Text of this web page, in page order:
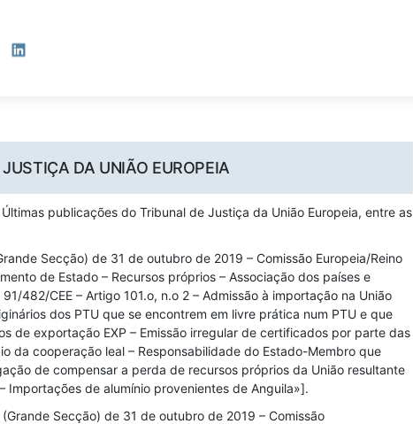
LinkedIn
DA UNIÃO EUROPEIA
publicações do Tribunal de Justiça da União Europeia, entre as
Secção) de 31 de outubro de 2019 – Comissão Europeia/Reino
de Estado – Recursos próprios – Associação dos países e
482/CEE – Artigo 101.o, n.o 2 – Admissão à importação na União
dos PTU que se encontrem em livre prática num PTU e que
de exportação EXP – Emissão irregular de certificados por parte das
da cooperação leal – Responsabilidade do Estado-Membro que
de compensar a perda de recursos próprios da União resultante
de alumínio provenientes de Anguila»].
Secção) de 31 de outubro de 2019 – Comissão